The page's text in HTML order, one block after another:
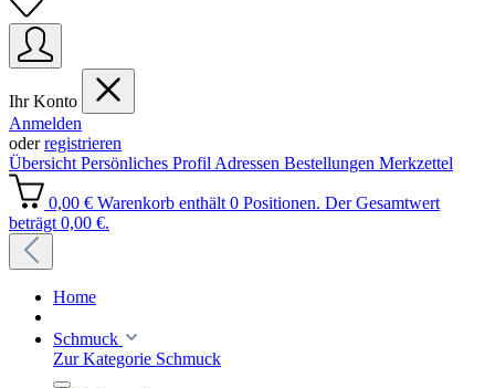
Ihr Konto
Anmelden
oderregistrieren
Übersicht Persönliches Profil Adressen Bestellungen Merkzettel
0,00 € Warenkorb enthält 0 Positionen. Der Gesamtwert
beträgt 0,00 €.
Home
Schmuck
Zur Kategorie Schmuck